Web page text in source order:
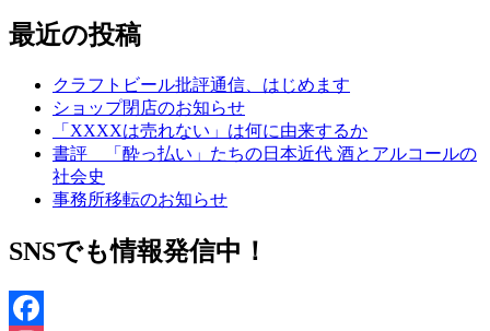
最近の投稿
クラフトビール批評通信、はじめます
ショップ閉店のお知らせ
「XXXXは売れない」は何に由来するか
書評 「酔っ払い」たちの日本近代 酒とアルコールの
社会史
事務所移転のお知らせ
SNSでも情報発信中！